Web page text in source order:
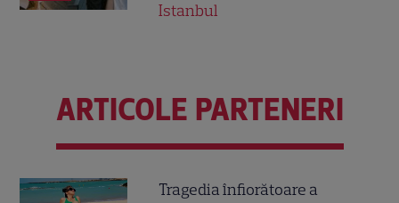
Istanbul
ARTICOLE PARTENERI
Tragedia înfiorătoare a